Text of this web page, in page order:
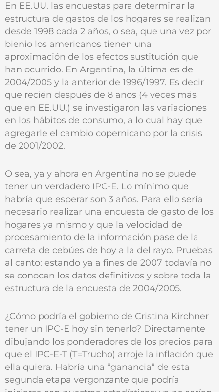
En EE.UU. las encuestas para determinar la
estructura de gastos de los hogares se realizan
desde 1998 cada 2 años, o sea, que una vez por
bienio los americanos tienen una
aproximación de los efectos sustitución que
han ocurrido. En Argentina, la última es de
2004/2005 y la anterior de 1996/1997. Es decir
que recién después de 8 años (4 veces más
que en EE.UU.) se investigaron las variaciones
en los hábitos de consumo, a lo cual hay que
agregarle el cambio copernicano por la crisis
de 2001/2002.
O sea, ya y ahora en Argentina no se puede
tener un verdadero IPC-E. Lo mínimo que
habría que esperar son 3 años. Para ello sería
necesario realizar una encuesta de gasto de los
hogares ya mismo y que la velocidad de
procesamiento de la información pase de la
carreta de cebúes de hoy a la del rayo. Pruebas
al canto: estando ya a fines de 2007 todavía no
se conocen los datos definitivos y sobre toda la
estructura de la encuesta de 2004/2005.
¿Cómo podría el gobierno de Cristina Kirchner
tener un IPC-E hoy sin tenerlo? Directamente
dibujando los ponderadores de los precios para
que el IPC-E-T (T=Trucho) arroje la inflación que
ella quiera. Habría una “ganancia” de esta
segunda etapa vergonzante que podría